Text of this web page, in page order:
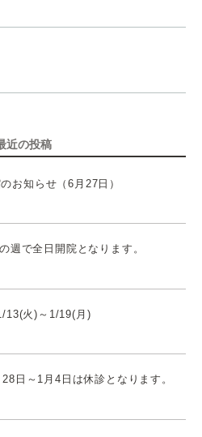
近の投稿
お知らせ（6月27日）
週で全日開院となります。
13(火)～1/19(月)
日～1月4日は休診となります。